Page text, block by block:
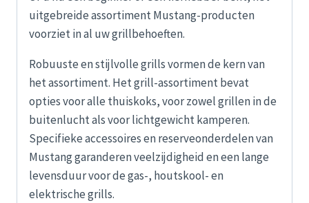
uitgebreide assortiment Mustang-producten
voorziet in al uw grillbehoeften.
Robuuste en stijlvolle grills vormen de kern van
het assortiment. Het grill-assortiment bevat
opties voor alle thuiskoks, voor zowel grillen in de
buitenlucht als voor lichtgewicht kamperen.
Specifieke accessoires en reserveonderdelen van
Mustang garanderen veelzijdigheid en een lange
levensduur voor de gas-, houtskool- en
elektrische grills.